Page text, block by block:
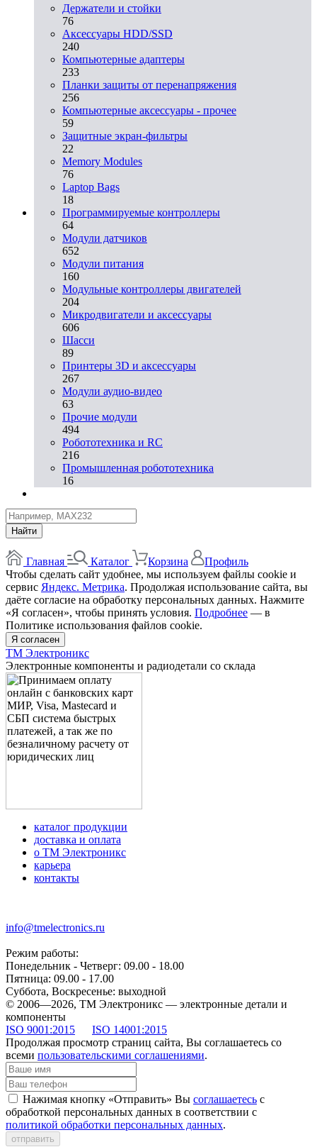
Держатели и стойки
76
Аксессуары HDD/SSD
240
Компьютерные адаптеры
233
Планки защиты от перенапряжения
256
Компьютерные аксессуары - прочее
59
Защитные экран-фильтры
22
Memory Modules
76
Laptop Bags
18
Программируемые контроллеры
64
Модули датчиков
652
Модули питания
160
Модульные контроллеры двигателей
204
Микродвигатели и аксессуары
606
Шасси
89
Принтеры 3D и аксессуары
267
Модули аудио-видео
63
Прочие модули
494
Робототехника и RC
216
Промышленная робототехника
16
Найти
Главная Каталог Корзина
Профиль
Чтобы сделать сайт удобнее, мы используем файлы cookie и
сервис Яндекс. Метрика. Продолжая использование сайта, вы
даёте согласие на обработку персональных данных. Нажмите
«Я согласен», чтобы принять условия. Подробнее — в
Политике использования файлов cookie.
Я согласен
ТМ Электроникс
Электронные компоненты и радиодетали со склада
каталог продукции
доставка и оплата
о ТМ Электроникс
карьера
контакты
info@tmelectronics.ru
Режим работы:
Понедельник - Четверг: 09.00 - 18.00
Пятница: 09.00 - 17.00
Суббота, Воскресенье: выходной
© 2006—2026, ТМ Электроникс — электронные детали и
компоненты
ISO 9001:2015
ISO 14001:2015
Продолжая просмотр страниц сайта, Вы соглашаетесь со
всеми пользовательскими соглашениями.
Нажимая кнопку «Отправить» Вы соглашаетесь с
обработкой персональных данных в соответствии с
политикой обработки персональных данных.
отправить